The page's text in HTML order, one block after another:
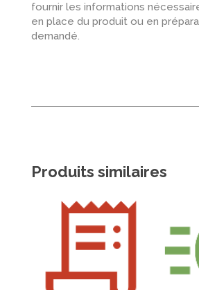
fournir les informations
en place du produit ou en
demandé.
Produits similaires